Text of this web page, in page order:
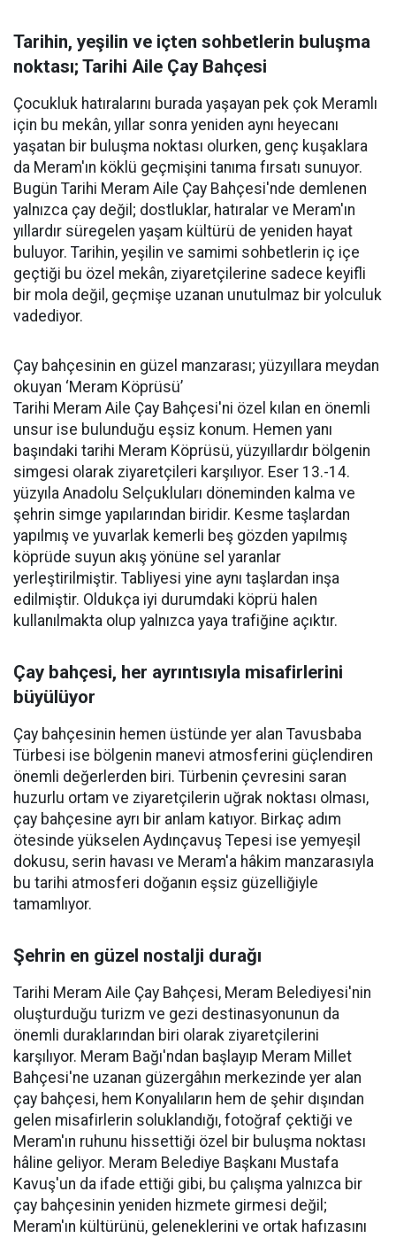
Tarihin, yeşilin ve içten sohbetlerin buluşma
noktası; Tarihi Aile Çay Bahçesi
Çocukluk hatıralarını burada yaşayan pek çok Meramlı
için bu mekân, yıllar sonra yeniden aynı heyecanı
yaşatan bir buluşma noktası olurken, genç kuşaklara
da Meram'ın köklü geçmişini tanıma fırsatı sunuyor.
Bugün Tarihi Meram Aile Çay Bahçesi'nde demlenen
yalnızca çay değil; dostluklar, hatıralar ve Meram'ın
yıllardır süregelen yaşam kültürü de yeniden hayat
buluyor. Tarihin, yeşilin ve samimi sohbetlerin iç içe
geçtiği bu özel mekân, ziyaretçilerine sadece keyifli
bir mola değil, geçmişe uzanan unutulmaz bir yolculuk
vadediyor.
Çay bahçesinin en güzel manzarası; yüzyıllara meydan
okuyan ‘Meram Köprüsü’
Tarihi Meram Aile Çay Bahçesi'ni özel kılan en önemli
unsur ise bulunduğu eşsiz konum. Hemen yanı
başındaki tarihi Meram Köprüsü, yüzyıllardır bölgenin
simgesi olarak ziyaretçileri karşılıyor. Eser 13.-14.
yüzyıla Anadolu Selçukluları döneminden kalma ve
şehrin simge yapılarından biridir. Kesme taşlardan
yapılmış ve yuvarlak kemerli beş gözden yapılmış
köprüde suyun akış yönüne sel yaranlar
yerleştirilmiştir. Tabliyesi yine aynı taşlardan inşa
edilmiştir. Oldukça iyi durumdaki köprü halen
kullanılmakta olup yalnızca yaya trafiğine açıktır.
Çay bahçesi, her ayrıntısıyla misafirlerini
büyülüyor
Çay bahçesinin hemen üstünde yer alan Tavusbaba
Türbesi ise bölgenin manevi atmosferini güçlendiren
önemli değerlerden biri. Türbenin çevresini saran
huzurlu ortam ve ziyaretçilerin uğrak noktası olması,
çay bahçesine ayrı bir anlam katıyor. Birkaç adım
ötesinde yükselen Aydınçavuş Tepesi ise yemyeşil
dokusu, serin havası ve Meram'a hâkim manzarasıyla
bu tarihi atmosferi doğanın eşsiz güzelliğiyle
tamamlıyor.
Şehrin en güzel nostalji durağı
Tarihi Meram Aile Çay Bahçesi, Meram Belediyesi'nin
oluşturduğu turizm ve gezi destinasyonunun da
önemli duraklarından biri olarak ziyaretçilerini
karşılıyor. Meram Bağı'ndan başlayıp Meram Millet
Bahçesi'ne uzanan güzergâhın merkezinde yer alan
çay bahçesi, hem Konyalıların hem de şehir dışından
gelen misafirlerin soluklandığı, fotoğraf çektiği ve
Meram'ın ruhunu hissettiği özel bir buluşma noktası
hâline geliyor. Meram Belediye Başkanı Mustafa
Kavuş'un da ifade ettiği gibi, bu çalışma yalnızca bir
çay bahçesinin yeniden hizmete girmesi değil;
Meram'ın kültürünü, geleneklerini ve ortak hafızasını